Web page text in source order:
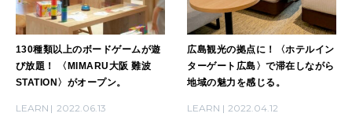
2025年12月号「お酒の新常識。」
130種類以上のボードゲームが遊
び放題！ 〈MIMARU大阪 難波
STATION〉がオープン。
LEARN 2022.06.13
広島観光の拠点に！〈ホテルイン
ターゲート広島〉で滞在しながら
地域の魅力を感じる。
LEARN 2022.04.12